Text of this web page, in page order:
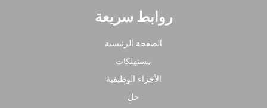
روابط سريعة
الصفحة الرئيسية
مستهلكات
الأجزاء الوظيفية
حل